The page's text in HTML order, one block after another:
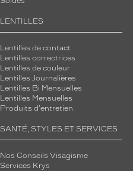
LENTILLES
Lentilles de contact
Lentilles correctrices
Lentilles de couleur
Lentilles Journalières
Lentilles Bi Mensuelles
Lentilles Mensuelles
Produits d'entretien
SANTÉ, STYLES ET SERVICES
Nos Conseils Visagisme
Services Krys